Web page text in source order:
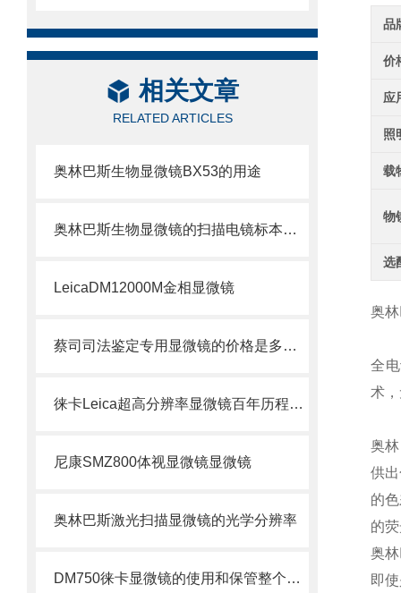
相关文章
RELATED ARTICLES
奥林巴斯生物显微镜BX53的用途
奥林巴斯生物显微镜的扫描电镜标本制备方法
LeicaDM12000M金相显微镜
蔡司司法鉴定专用显微镜的价格是多少？
徕卡Leica超高分辨率显微镜百年历程效果更清晰北京徕卡
尼康SMZ800体视显微镜显微镜
奥林巴斯激光扫描显微镜的光学分辨率
DM750徕卡显微镜的使用和保管整个过程都有密切关系
品
价
应
照
载
物
选
奥
全
术
奥
供
的
的
奥
即